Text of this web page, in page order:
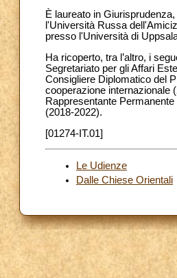
È laureato in
l'Università Russa
presso l'Università di
Ha ricoperto, tra l’altro, i
Segretariato per gli Affari
Consigliere Diplomatico del
cooperazione internazionale
Rappresentante
(2018-2022).
[01274-IT.01]
Le Udienze
Dalle Chiese Orientali